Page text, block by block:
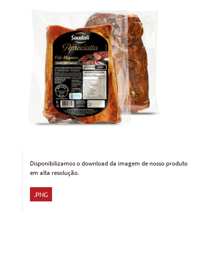
Disponibilizamos o download da imagem de nosso produto
em alta resolução.
.PNG